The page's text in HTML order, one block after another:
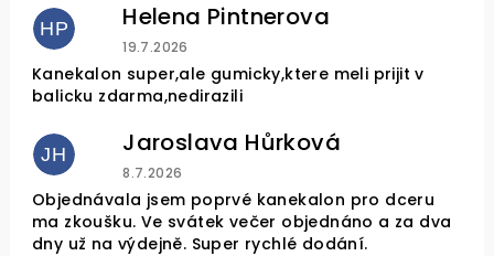
HP Helena Pintnerova
Hodnocení obchodu je 4 z 5 hvězdiček.
19.7.2026
Kanekalon super,ale gumicky,ktere meli prijit v
balicku zdarma,nedirazili
JH Jaroslava Hůrková
Hodnocení obchodu je 5 z 5 hvězdiček.
8.7.2026
Objednávala jsem poprvé kanekalon pro dceru
ma zkoušku. Ve svátek večer objednáno a za dva
dny už na výdejně. Super rychlé dodání.